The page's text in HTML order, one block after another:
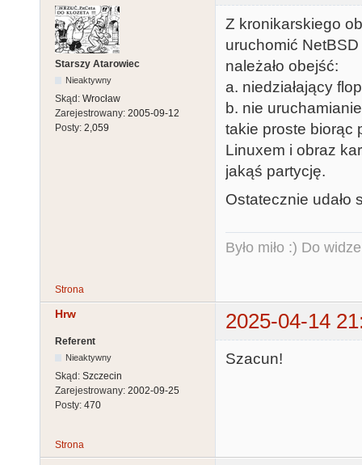
leprobe:
[
devices to
[
[   1.0660043]
[
sec, 512
sectors
[
[   1.3906300]
sec, 512
support linked
[
<PIONEER,
cdrom removable
Starszy Atarowiec
Nieaktywny
Skąd: Wrocław
Zarejestrowany: 2005-09-12
Posty: 2,059
Z kronikarskiego
uruchomić
należało obejść:
a. niedziałający
b. nie
takie proste biorąc
Linuxem i obraz
jakąś partycję.
Ostatecznie udało
Było miło :) Do
Strona
Hrw 2025-04-14
Referent
Nieaktywny
Skąd: Szczecin
Zarejestrowany: 2002-09-25
Posty: 470
Szacun!
Strona